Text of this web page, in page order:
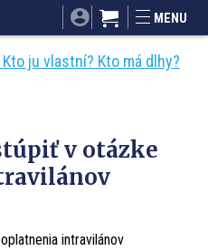
Mnamky-recepty.sk
MENU
ju vlastní? Kto má dlhy?
v otázke